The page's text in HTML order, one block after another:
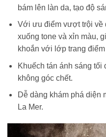
bám lên làn da, tạo độ
Với ưu điểm vượt trội về
xuống tone và xỉn màu,
khoắn với lớp trang điểm
Khuếch tán ánh sáng tối
không góc chết.
Dễ dàng khám phá diện
La Mer.